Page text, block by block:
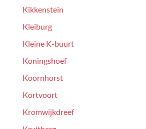
Kikkenstein
Kleiburg
Kleine K-buurt
Koningshoef
Koornhorst
Kortvoort
Kromwijkdreef